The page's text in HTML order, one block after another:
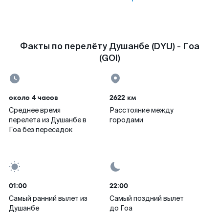
Факты по перелёту Душанбе (DYU) - Гоа
(GOI)
около 4 часов
Среднее время
перелета из Душанбе в
Гоа без пересадок
2622 км
Расстояние между
городами
01:00
Самый ранний вылет из
Душанбе
22:00
Самый поздний вылет
до Гоа